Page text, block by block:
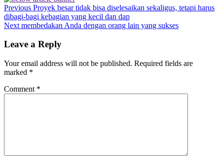
Previous Proyek besar tidak bisa diselesaikan sekaligus, tetapi harus
dibagi-bagi kebagian yang kecil dan dap
Next membedakan Anda dengan orang lain yang sukses
Leave a Reply
Your email address will not be published. Required fields are
marked *
Comment *